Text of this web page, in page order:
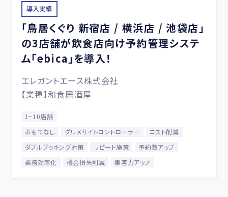
導入実績
「鳥居くぐり 新宿店 / 横浜店 / 池袋店」
の3店舗が飲食店向け予約管理システ
ム「ebica」を導入！
エレガントエース株式会社
【業種】和食居酒屋
1~10店舗
おもてなし
グルメサイトコントローラー
コスト削減
ダブルブッキング対策
リピート施策
予約数アップ
業務効率化
機会損失削減 集客力アップ